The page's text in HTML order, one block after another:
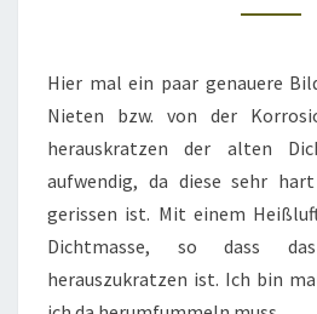
S-
Hier mal ein paar genauere
Nieten bzw. von der
herauskratzen der alten
aufwendig, da diese sehr
gerissen ist. Mit einem
Dichtmasse, so dass
herauszukratzen ist. Ich bin